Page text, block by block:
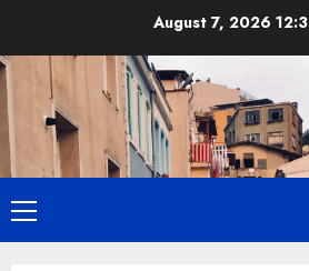
content
August 7, 2026
Primary
Menu